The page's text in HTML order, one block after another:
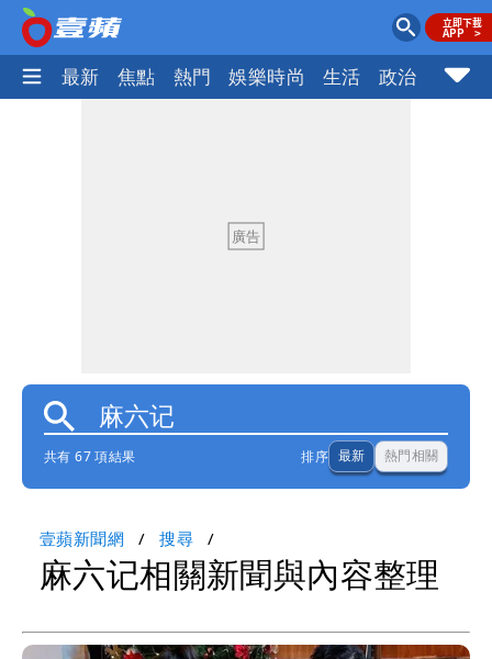
最新 焦點 熱門 娛樂時尚 生活 政治 社會
共有 67 項結果 排序 最新 熱門相關
壹蘋新聞網 搜尋
麻六记相關新聞與內容整理